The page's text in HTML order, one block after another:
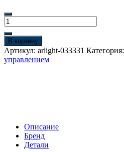
Количество
товара
Светильник
LGD-
GERA-
4TR-
230V,
DALI)
(Arlight,
В корзину
Артикул: arlight-033331 Категория:
управлением
Описание
Бренд
Детали